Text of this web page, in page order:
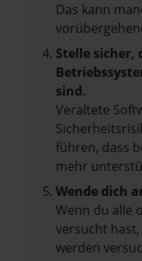
Das kann
Stelle sicher,
sind.
Veraltete
führen, dass
mehr
Wende dich
Wenn du alle
versucht
werden